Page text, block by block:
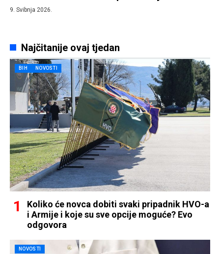
9. Svibnja 2026.
Najčitanije ovaj tjedan
BIH NOVOSTI
Koliko će novca dobiti svaki pripadnik HVO-a
i Armije i koje su sve opcije moguće? Evo
odgovora
NOVOSTI